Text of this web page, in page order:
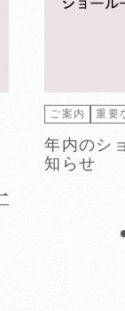
ご案内 重要
年内のシ
知らせ